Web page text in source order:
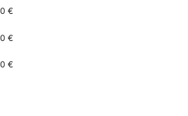
0 €
0 €
0 €